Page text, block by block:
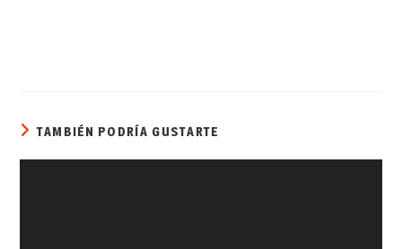
TAMBIÉN PODRÍA GUSTARTE